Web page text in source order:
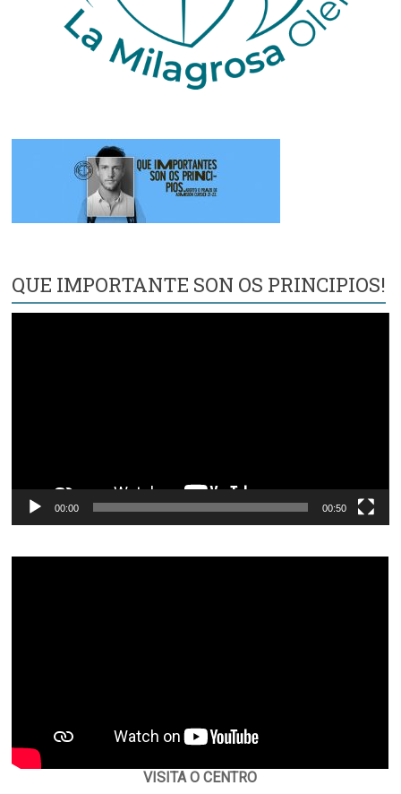
QUE IMPORTANTE SON OS PRINCIPIOS!
00:00 00:50
VISITA O CENTRO